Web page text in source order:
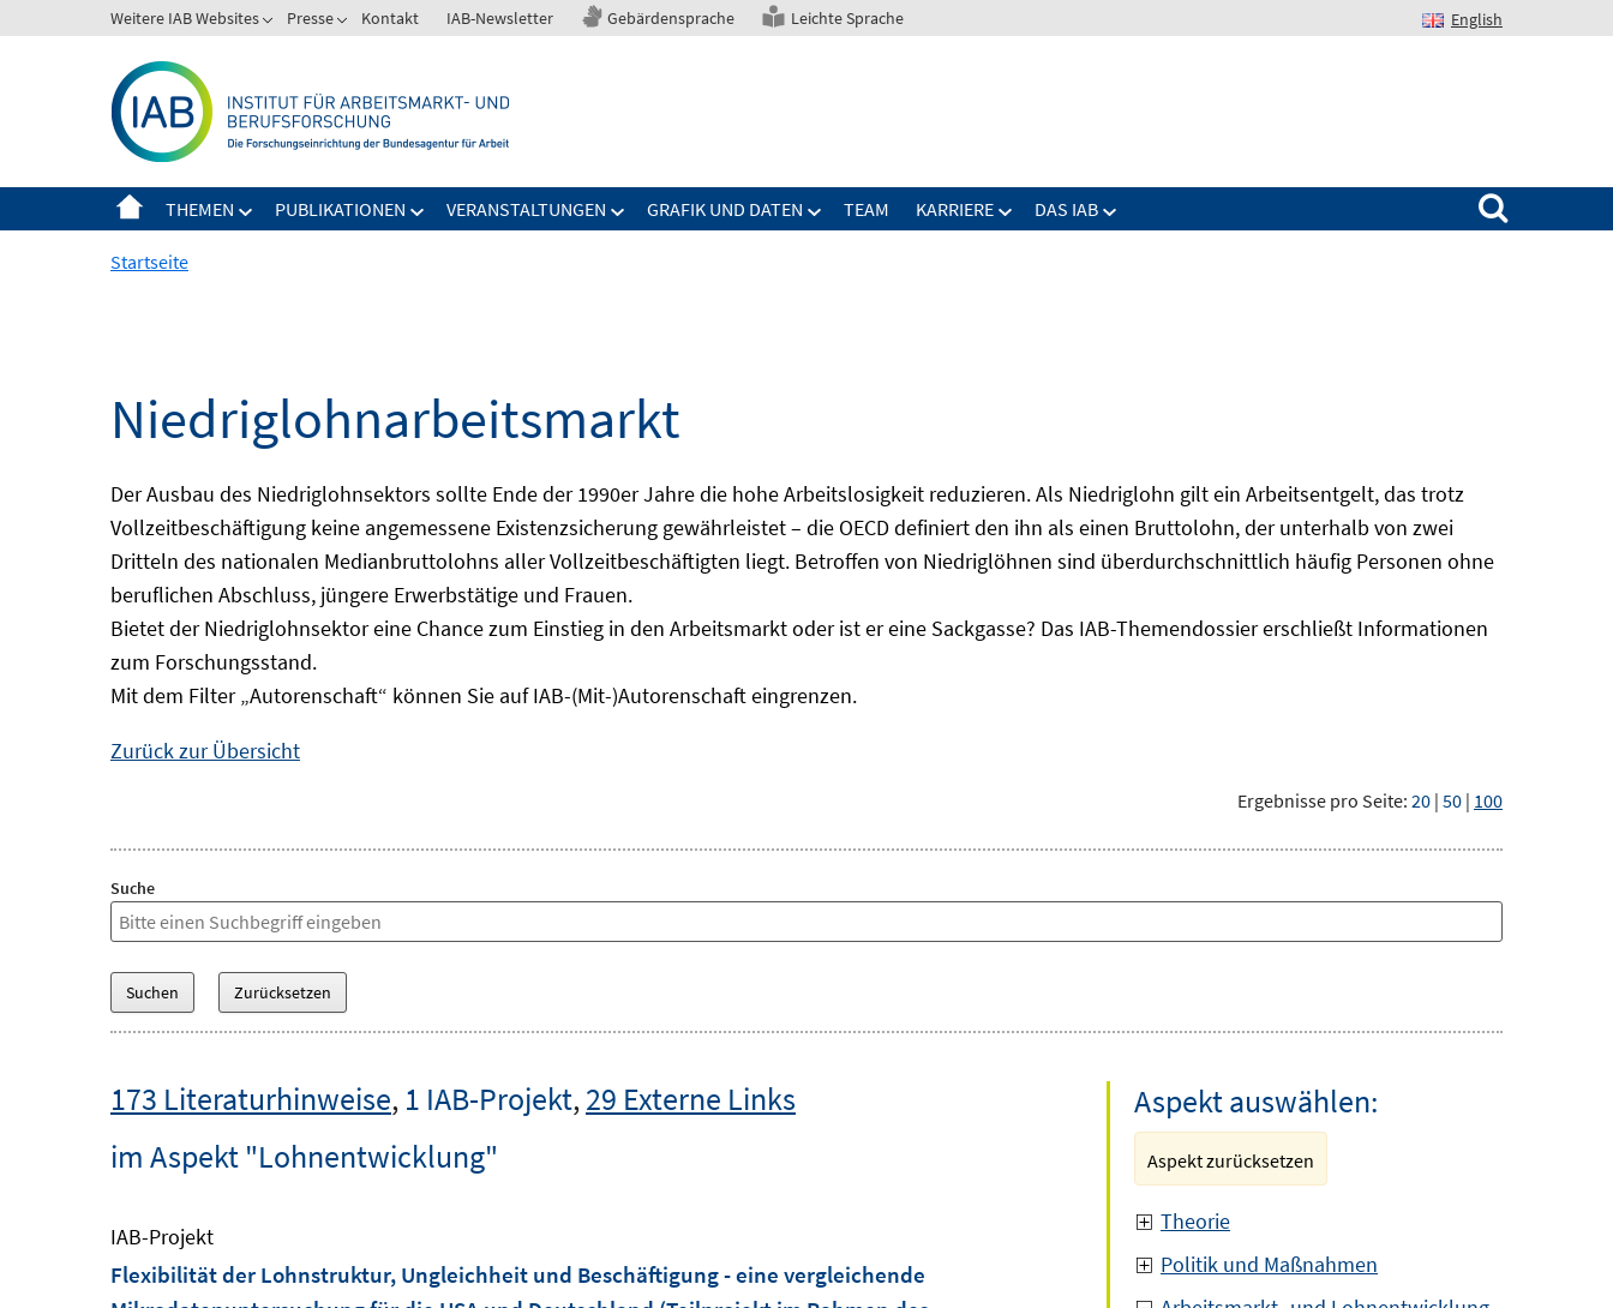
zum
Weitere IAB Websites Presse Kontakt IAB-Newsletter Gebärdensprache Leichte Sprache English
THEMEN PUBLIKATIONEN VERANSTALTUNGEN GRAFIK UND DATEN TEAM KARRIERE DAS IAB
Suchen nach:
Startseite
Niedriglohnarbeitsmarkt
Der Ausbau des Niedriglohnsektors sollte Ende der 1990er Jahre die hohe Arbeitslosigkeit reduzieren. Als Niedriglohn gilt ein Arbeitsentgelt, das trotz
Vollzeitbeschäftigung keine angemessene Existenzsicherung gewährleistet – die OECD definiert den ihn als einen Bruttolohn, der unterhalb von zwei
Dritteln des nationalen Medianbruttolohns aller Vollzeitbeschäftigten liegt. Betroffen von Niedriglöhnen sind überdurchschnittlich häufig Personen ohne
beruflichen Abschluss, jüngere Erwerbstätige und Frauen.
Bietet der Niedriglohnsektor eine Chance zum Einstieg in den Arbeitsmarkt oder ist er eine Sackgasse? Das IAB-Themendossier erschließt Informationen
zum Forschungsstand.
Mit dem Filter „Autorenschaft“ können Sie auf IAB-(Mit-)Autorenschaft eingrenzen.
Zurück zur Übersicht
Ergebnisse pro Seite: 20 | 50 | 100
Suche
173 Literaturhinweise, 1 IAB-Projekt,29 Externe Links
im Aspekt "Lohnentwicklung"
IAB-Projekt
Flexibilität der Lohnstruktur, Ungleichheit und Beschäftigung - eine vergleichende
Aspekt auswählen:
Aspekt zurücksetzen
Theorie
Politik und Maßnahmen